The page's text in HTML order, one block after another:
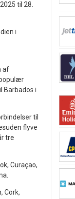
til 28.
i
af
Barbados i
til
flyve
tre
Curaçao,
Cork,